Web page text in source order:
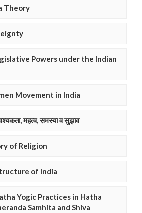
Theory
Powers under the Indian
Movement in India
महत्व, समस्या व सुझाव
of Religion
of India
Yogic Practices in Hatha
Samhita and Shiva